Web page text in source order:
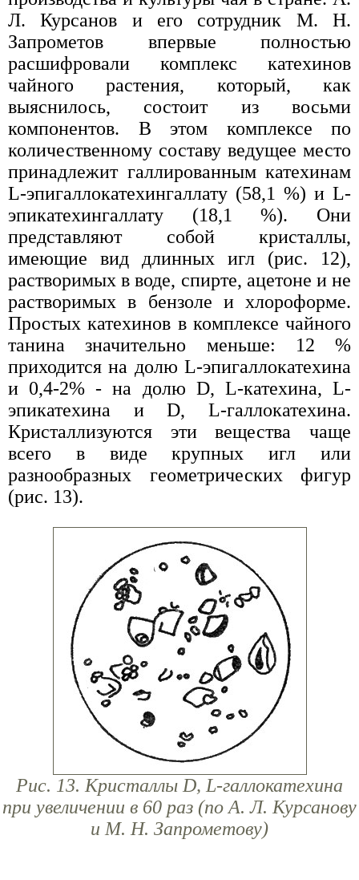
Л. Курсанов и его сотрудник М. Н.
Запрометов впервые полностью
расшифровали комплекс катехинов
чайного растения, который, как
выяснилось, состоит из восьми
компонентов. В этом комплексе по
количественному составу ведущее место
принадлежит галлированным катехинам
L-эпигаллокатехингаллату (58,1 %) и L-
эпикатехингаллату (18,1 %). Они
представляют собой кристаллы,
имеющие вид длинных игл (рис. 12),
растворимых в воде, спирте, ацетоне и не
растворимых в бензоле и хлороформе.
Простых катехинов в комплексе чайного
танина значительно меньше: 12 %
приходится на долю L-эпигаллокатехина
и 0,4-2% - на долю D, L-катехина, L-
эпикатехина и D, L-галлокатехина.
Кристаллизуются эти вещества чаще
всего в виде крупных игл или
разнообразных геометрических фигур
(рис. 13).
Рис. 13. Кристаллы D, L-галлокатехина
при увеличении в 60 раз (по А. Л. Курсанову
и М. Н. Запрометову)